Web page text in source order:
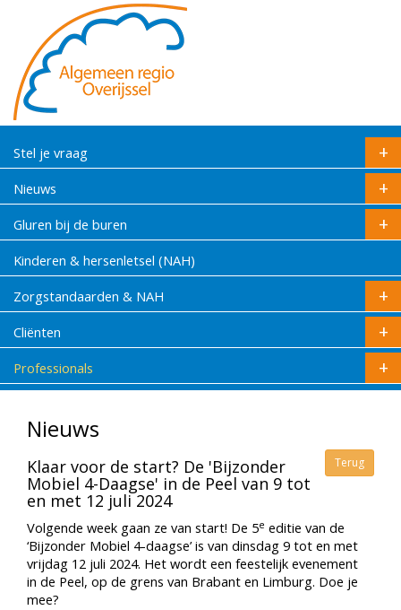
Stel je vraag
Nieuws
Gluren bij de buren
Kinderen & hersenletsel (NAH)
Zorgstandaarden & NAH
Cliënten
Professionals
Nieuws
Terug
Klaar voor de start? De 'Bijzonder
Mobiel 4-Daagse' in de Peel van 9 tot
en met 12 juli 2024
Volgende week gaan ze van start! De 5e editie van de
‘Bijzonder Mobiel 4-daagse’ is van dinsdag 9 tot en met
vrijdag 12 juli 2024. Het wordt een feestelijk evenement
in de Peel, op de grens van Brabant en Limburg. Doe je
mee?